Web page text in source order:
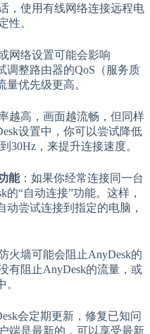
，使用有线网络连接远程电
性。
网络设置可能会影响
调整路由器的QoS（服务质
量优先级更高。
越高，画面越流畅，但同样
设置中，你可以尝试降低
30Hz，来提升连接速度。
能：如果你经常连接同一台
“自动连接”功能。这样，
动尝试连接到指定的电脑，
火墙可能会阻止AnyDesk的
有阻止AnyDesk的流量，或
会定期更新，修复已知问
端是最新的，可以享受最新